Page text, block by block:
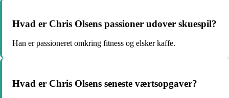
Hvad er Chris Olsens passioner udover skuespil?
Han er passioneret omkring fitness og elsker kaffe.
Hvad er Chris Olsens seneste værtsopgaver?